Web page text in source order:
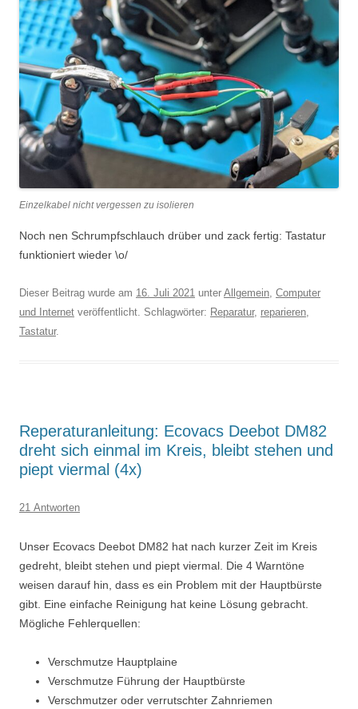
Einzelkabel nicht vergessen zu isolieren
Noch nen Schrumpfschlauch drüber und zack fertig: Tastatur
funktioniert wieder \o/
Dieser Beitrag wurde am 16. Juli 2021 unter Allgemein Computer
und Internet veröffentlicht. Schlagwörter: Reparatur, reparieren
Tastatur.
Reperaturanleitung: Ecovacs Deebot DM82
dreht sich einmal im Kreis, bleibt stehen und
piept viermal (4x)
21 Antworten
Unser Ecovacs Deebot DM82 hat nach kurzer Zeit im Kreis
gedreht, bleibt stehen und piept viermal. Die 4 Warntöne
weisen darauf hin, dass es ein Problem mit der Hauptbürste
gibt. Eine einfache Reinigung hat keine Lösung gebracht.
Mögliche Fehlerquellen:
Verschmutze Hauptplaine
Verschmutze Führung der Hauptbürste
Verschmutzer oder verrutschter Zahnriemen